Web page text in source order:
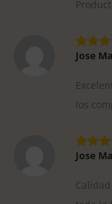
Jose
los
Jose